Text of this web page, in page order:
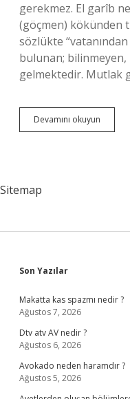
gerekmez. El garîb
(göçmen) kökünden
sözlükte
bulunan; bilinmeyen,
gelmektedir. Mutlak
Devamını okuyun
Garib
Sitemap
Sidebar
Son Yazılar
Makatta kas spazmı nedir ?
Ağustos 7, 2026
Dtv atv AV nedir ?
Ağustos 6, 2026
Avokado neden haramdır ?
Ağustos 5, 2026